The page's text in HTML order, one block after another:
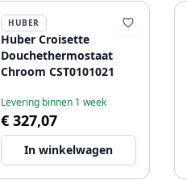
HUBER
Huber Croisette
Douchethermostaat
Chroom CST0101021
Levering binnen 1 week
€ 327,07
In winkelwagen